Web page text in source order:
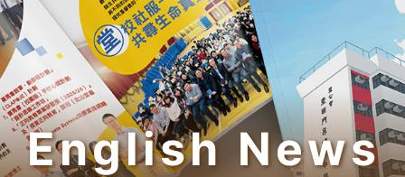
明才人學習藍圖
明才人成長階梯
教師專業社群
學生成就與學校活動
English